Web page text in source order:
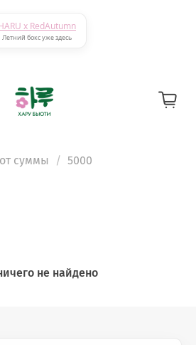
x RedAutumn
Летний бокс уже здесь
суммы 5000
не найдено